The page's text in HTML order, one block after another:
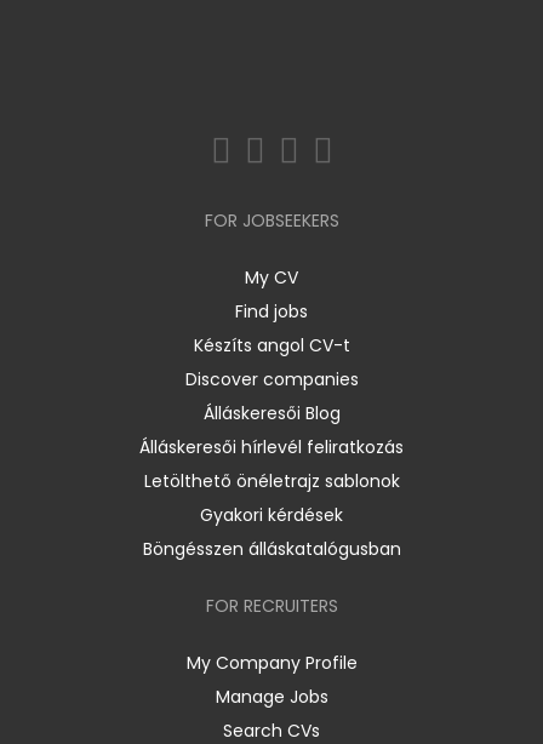
FOR JOBSEEKERS
My CV
Find jobs
Készíts angol CV-t
Discover companies
Álláskeresői Blog
Álláskeresői hírlevél feliratkozás
Letölthető önéletrajz sablonok
Gyakori kérdések
Böngésszen álláskatalógusban
FOR RECRUITERS
My Company Profile
Manage Jobs
Search CVs